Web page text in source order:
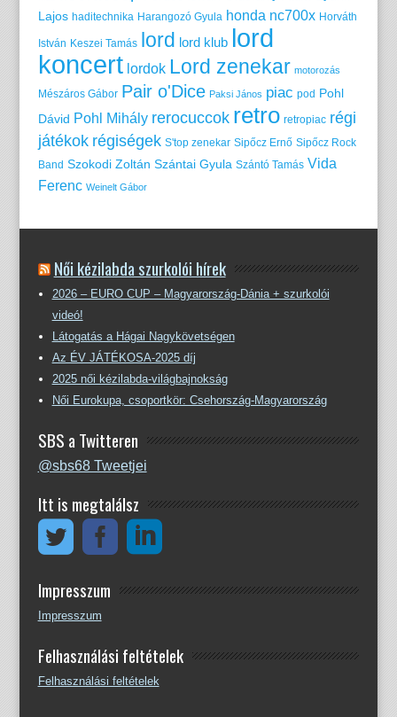
Lajos haditechnika Harangozó Gyula honda nc700x Horváth
István Keszei Tamás lord lord klub lord
koncert lordok Lord zenekar motorozás
Mészáros Gábor Pair o'Dice Paksi János piac pod Pohl
Dávid Pohl Mihály rerocuccok retro retropiac régi
játékok régiségek S'top zenekar Sipőcz Ernő Sipőcz Rock
Band Szokodi Zoltán Szántai Gyula Szántó Tamás Vida
Ferenc Weinelt Gábor
Női kézilabda szurkolói hírek
2026 – EURO CUP – Magyarország-Dánia + szurkolói
videó!
Látogatás a Hágai Nagykövetségen
Az ÉV JÁTÉKOSA-2025 díj
2025 női kézilabda-világbajnokság
Női Eurokupa, csoportkör: Csehország-Magyarország
SBS a Twitteren
@sbs68 Tweetjei
Itt is megtalálsz
Impresszum
Impresszum
Felhasználási feltételek
Felhasználási feltételek